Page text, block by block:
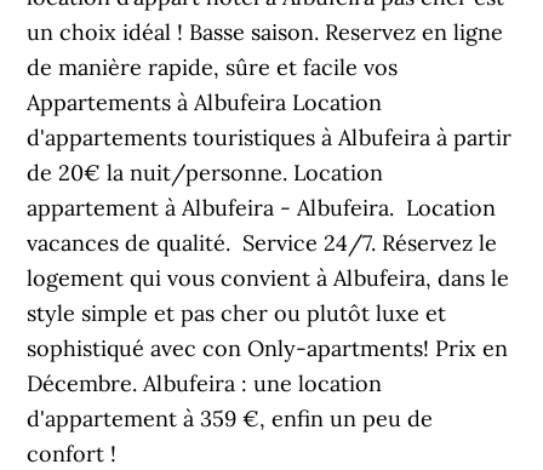
un choix idéal ! Basse saison. Reservez en ligne
de manière rapide, sûre et facile vos
Appartements à Albufeira Location
d'appartements touristiques à Albufeira à partir
de 20€ la nuit/personne. Location
appartement à Albufeira - Albufeira. ️ Location
vacances de qualité. ️ Service 24/7. Réservez le
logement qui vous convient à Albufeira, dans le
style simple et pas cher ou plutôt luxe et
sophistiqué avec con Only-apartments! Prix en
Décembre. Albufeira : une location
d'appartement à 359 €, enfin un peu de
confort !